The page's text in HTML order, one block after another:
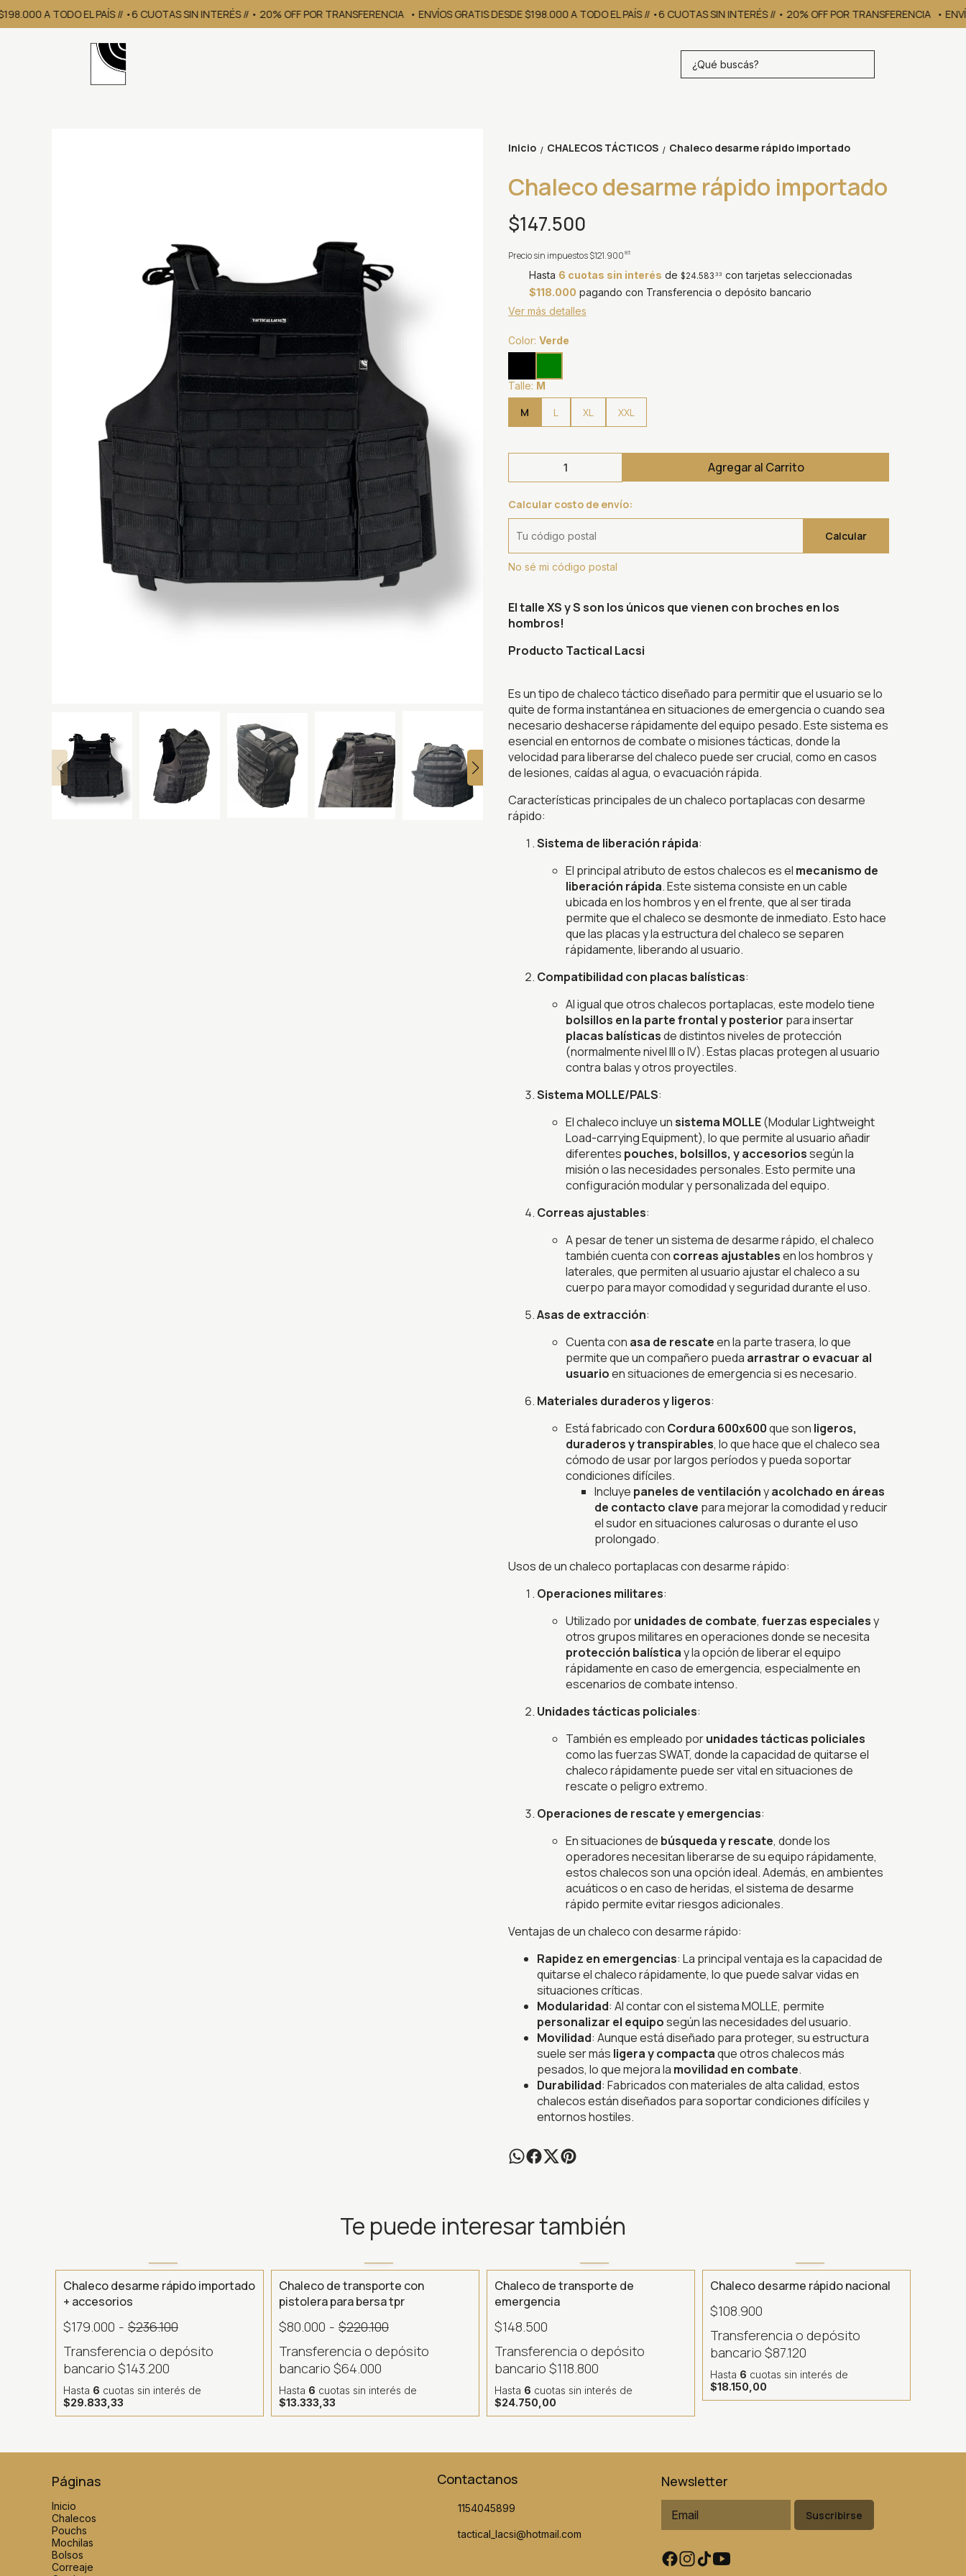
A TODO EL PAÍS // •6 CUOTAS SIN INTERÉS // • 20% OFF POR TRANSFERENCIA • ENVÍOS GRATIS DESDE $198.000 A TODO EL PAÍS // •6 CUOTAS SIN INTERÉS // • 20% OFF POR TRANSFERENCIA • ENVÍOS
Inicio / CHALECOS TÁCTICOS / Chaleco desarme rápido importado
Chaleco desarme rápido importado
$147.500
Precio sin impuestos$121.900 83
Hasta 6 cuotas sin interés de $24.583 33 con tarjetas seleccionadas
$118.000 pagando con Transferencia o depósito bancario
Ver más detalles
Color: Verde
Talle: M
M L XL XXL
Agregar al Carrito
Calcular costo de envío:
Calcular
No sé mi código postal
El talle XS y S son los únicos que vienen con broches en los
hombros!
Producto Tactical Lacsi
Es un tipo de chaleco táctico diseñado para permitir que el usuario se lo
quite de forma instantánea en situaciones de emergencia o cuando sea
necesario deshacerse rápidamente del equipo pesado. Este sistema es
esencial en entornos de combate o misiones tácticas, donde la
velocidad para liberarse del chaleco puede ser crucial, como en casos
de lesiones, caídas al agua, o evacuación rápida.
Características principales de un chaleco portaplacas con desarme
rápido:
Sistema de liberación rápida:
El principal atributo de estos chalecos es el mecanismo de
liberación rápida. Este sistema consiste en un cable
ubicada en los hombros y en el frente, que al ser tirada
permite que el chaleco se desmonte de inmediato. Esto hace
que las placas y la estructura del chaleco se separen
rápidamente, liberando al usuario.
Compatibilidad con placas balísticas:
Al igual que otros chalecos portaplacas, este modelo tiene
bolsillos en la parte frontal y posterior para insertar
placas balísticasde distintos niveles de protección
(normalmente nivel III o IV). Estas placas protegen al usuario
contra balas y otros proyectiles.
Sistema MOLLE/PALS:
El chaleco incluye unsistema MOLLE(Modular Lightweight
Load-carrying Equipment), lo que permite al usuario añadir
diferentes pouches, bolsillos, y accesoriossegún la
misión o las necesidades personales. Esto permite una
configuración modular y personalizada del equipo.
Correas ajustables:
A pesar de tener un sistema de desarme rápido, el chaleco
también cuenta con correas ajustablesen los hombros y
laterales, que permiten al usuario ajustar el chaleco a su
cuerpo para mayor comodidad y seguridad durante el uso.
Asas de extracción:
Cuenta con asa de rescateen la parte trasera, lo que
permite que un compañero pueda arrastrar o evacuar al
usuarioen situaciones de emergencia si es necesario.
Materiales duraderos y ligeros:
Está fabricado con Cordura 600x600que son ligeros,
duraderos y transpirables, lo que hace que el chaleco sea
cómodo de usar por largos períodos y pueda soportar
condiciones difíciles.
Incluye paneles de ventilaciónyacolchado en áreas
de contacto clave para mejorar la comodidad y reducir
el sudor en situaciones calurosas o durante el uso
prolongado.
Usos de un chaleco portaplacas con desarme rápido:
Operaciones militares:
Utilizado porunidades de combate, fuerzas especialesy
otros grupos militares en operaciones donde se necesita
protección balísticay la opción de liberar el equipo
rápidamente en caso de emergencia, especialmente en
escenarios de combate intenso.
Unidades tácticas policiales:
También es empleado porunidades tácticas policiales
como las fuerzas SWAT, donde la capacidad de quitarse el
chaleco rápidamente puede ser vital en situaciones de
rescate o peligro extremo.
Operaciones de rescate y emergencias:
En situaciones de búsqueda y rescate, donde los
operadores necesitan liberarse de su equipo rápidamente,
estos chalecos son una opción ideal. Además, en ambientes
acuáticos o en caso de heridas, el sistema de desarme
rápido permite evitar riesgos adicionales.
Ventajas de un chaleco con desarme rápido:
Rapidez en emergencias: La principal ventaja es la capacidad de
quitarse el chaleco rápidamente, lo que puede salvar vidas en
situaciones críticas.
Modularidad: Al contar con el sistema MOLLE, permite
personalizar el equiposegún las necesidades del usuario.
Movilidad: Aunque está diseñado para proteger, su estructura
suele ser más ligera y compactaque otros chalecos más
pesados, lo que mejora la movilidad en combate.
Durabilidad: Fabricados con materiales de alta calidad, estos
chalecos están diseñados para soportar condiciones difíciles y
entornos hostiles.
Te puede interesar también
- 24 %
Chaleco desarme rápido importado
+ accesorios
$179.000 - $236.100
Transferencia o depósito
bancario $143.200
Hasta 6 cuotas sin interés de
$29.833,33
Chaleco de transporte con
pistolera para bersa tpr
$80.000 - $220.100
Transferencia o depósito
bancario $64.000
Hasta 6 cuotas sin interés de
$13.333,33
Chaleco de transporte de
emergencia
$148.500
Transferencia o depósito
bancario $118.800
Hasta 6 cuotas sin interés de
$24.750,00
Chaleco desarme rápido nacional
$108.900
Transferencia o depósito
bancario $87.120
Hasta 6 cuotas sin interés de
$18.150,00
Páginas
Inicio
Chalecos
Pouchs
Mochilas
Bolsos
Correaje
Contactanos
1154045899
tactical_lacsi@hotmail.com
Newsletter
Suscribirse